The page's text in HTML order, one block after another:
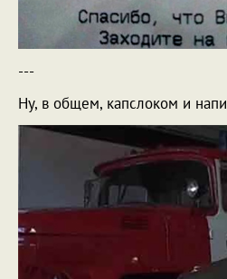
---
Ну, в общем, капслоком и